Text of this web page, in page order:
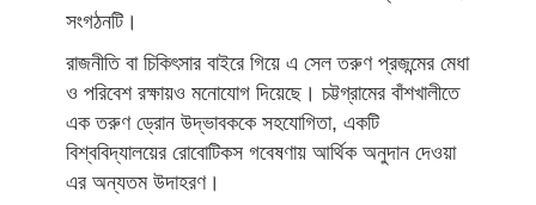
সংগঠনটি।
রাজনীতি বা চিকিৎসার বাইরে গিয়ে এ সেল তরুণ প্রজন্মের মেধা
ও পরিবেশ রক্ষায়ও মনোযোগ দিয়েছে। চট্টগ্রামের বাঁশখালীতে
এক তরুণ ড্রোন উদ্ভাবককে সহযোগিতা, একটি
বিশ্ববিদ্যালয়ের রোবোটিকস গবেষণায় আর্থিক অনুদান দেওয়া
এর অন্যতম উদাহরণ।